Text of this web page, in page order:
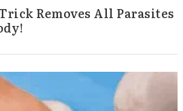
Removes All Parasites